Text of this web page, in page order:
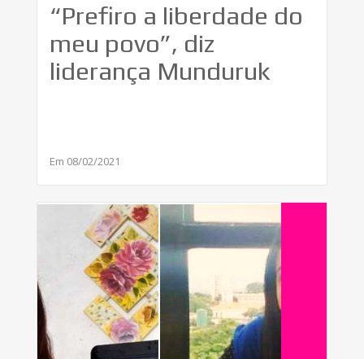
“Prefiro a liberdade do
meu povo”, diz
liderança Munduruk
Em 08/02/2021